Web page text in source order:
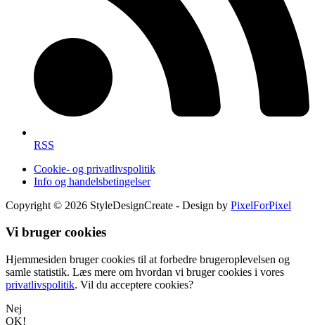
RSS
Cookie- og privatlivspolitik
Info og handelsbetingelser
Copyright © 2026 StyleDesignCreate - Design by PixelForPixel
Vi bruger cookies
Hjemmesiden bruger cookies til at forbedre brugeroplevelsen og
samle statistik. Læs mere om hvordan vi bruger cookies i vores
privatlivspolitik. Vil du acceptere cookies?
Nej
OK!